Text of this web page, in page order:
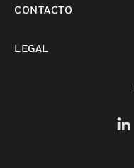
CONTACTO
LEGAL